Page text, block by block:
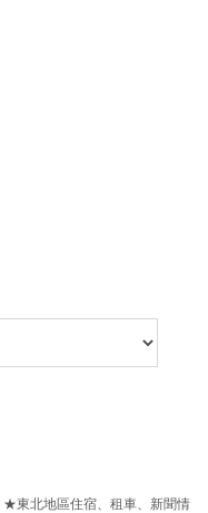
★東北地區住宿、租車、新聞情